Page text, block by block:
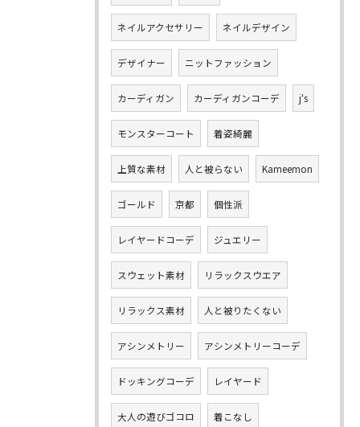
ネイルアクセサリー ネイルデザイン
デザイナー ニットファッション
カーディガン カーディガンコーデ j‘s
モンスターコート 着姿綺麗
上質な素材 人と被らない Kameemon
ゴールド 京都 個性派
レイヤードコーデ ジュエリー
スウェット素材 リラックスウエア
リラックス素材 人と被りたくない
アシンメトリー アシンメトリーコーデ
ドッキングコーデ レイヤード
大人の遊びゴコロ 着こなし